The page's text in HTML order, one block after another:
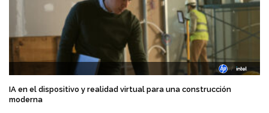
IA en el dispositivo y realidad virtual para una construcción
moderna